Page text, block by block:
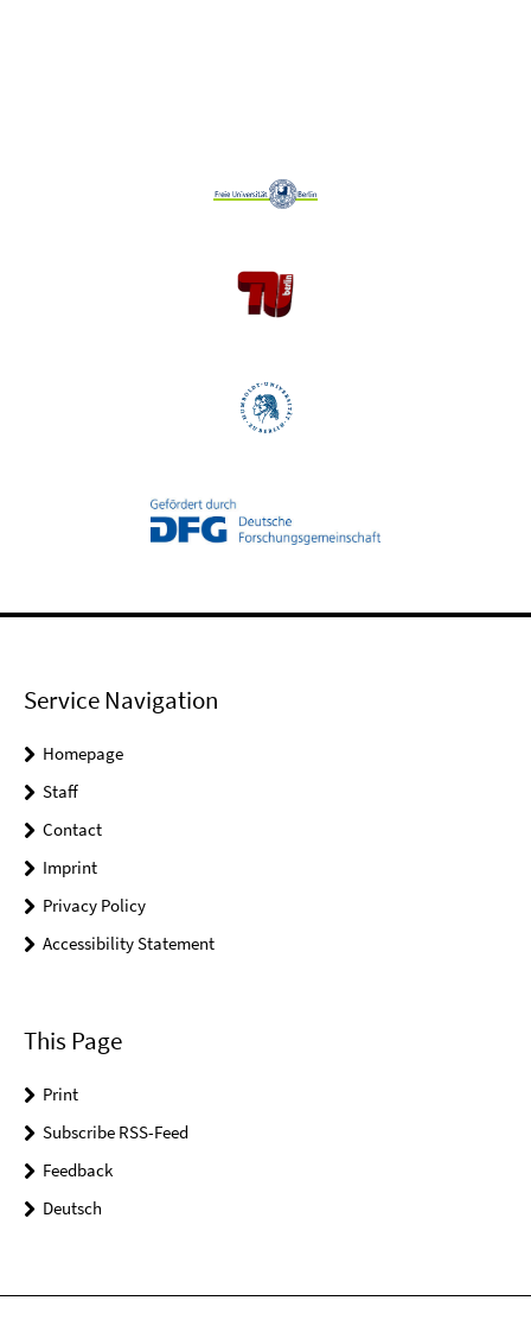
Service Navigation
Homepage
Staff
Contact
Imprint
Privacy Policy
Accessibility Statement
This Page
Print
Subscribe RSS-Feed
Feedback
Deutsch